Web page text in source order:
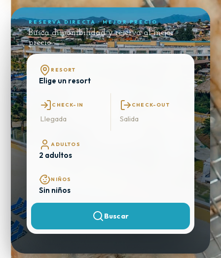
RESERVA DIRECTA · MEJOR PRECIO
Busca disponibilidad y reserva al mejor
precio.
RESORT
CHECK-IN
Llegada
CHECK-OUT
Salida
ADULTOS
NIÑOS
Buscar